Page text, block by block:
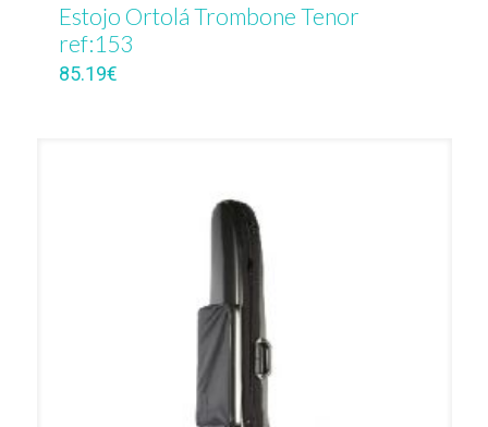
Estojo Ortolá Trombone Tenor
ref:153
85.19€